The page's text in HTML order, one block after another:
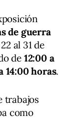
de guerra
al 31 de
de 12:00 a
14:00 horas.
trabajos
como